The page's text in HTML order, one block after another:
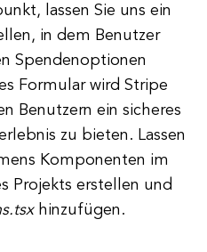
lassen Sie uns ein
in dem Benutzer
Spendenoptionen
Formular wird Stripe
Benutzern ein sicheres
zu bieten. Lassen
Komponenten im
Projekts erstellen und
hinzufügen.